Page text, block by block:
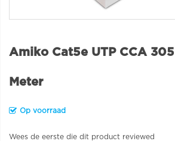
Amiko Cat5e UTP CCA 305
Meter
Op voorraad
Wees de eerste die dit product reviewed